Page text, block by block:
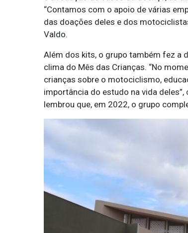
“Contamos com o apoio de várias
das doações deles e dos
Valdo.
Além dos kits, o grupo também fez a
clima do Mês das Crianças. “No
crianças sobre o motociclismo,
importância do estudo na vida
lembrou que, em 2022, o grupo